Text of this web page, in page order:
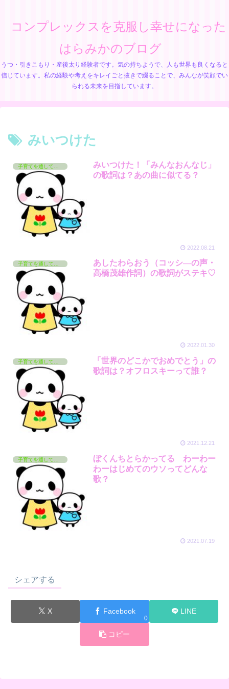
コンプレックスを克服し幸せになった
はらみかのブログ
うつ・引きこもり・産後太り経験者です。気の持ちようで、人も世界も良くなると
信じています。私の経験や考えをキレイごと抜きで綴ることで、みんなが笑顔でい
られる未来を目指しています。
みいつけた
みいつけた！「みんなおんなじ」
の歌詞は？あの曲に似てる？
2022.08.21
子育てを通して学んでいるコト
あしたわらおう（コッシ―の声・
高橋茂雄作詞）の歌詞がステキ♡
2022.01.30
子育てを通して学んでいるコト
「世界のどこかでおめでとう」の
歌詞は？オフロスキーって誰？
2021.12.21
ぼくんちとらかってる わーわー
わーはじめてのウソってどんな
歌？
2021.07.19
シェアする
X Facebook
0
LINE
コピー